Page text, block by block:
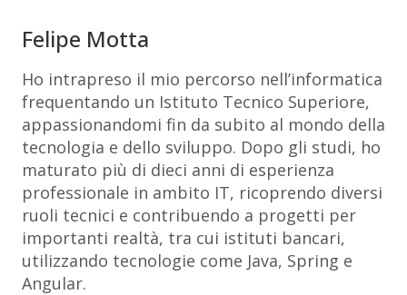
Felipe Motta
Ho intrapreso il mio percorso nell’informatica
frequentando un Istituto Tecnico Superiore,
appassionandomi fin da subito al mondo della
tecnologia e dello sviluppo. Dopo gli studi, ho
maturato più di dieci anni di esperienza
professionale in ambito IT, ricoprendo diversi
ruoli tecnici e contribuendo a progetti per
importanti realtà, tra cui istituti bancari,
utilizzando tecnologie come Java, Spring e
Angular.